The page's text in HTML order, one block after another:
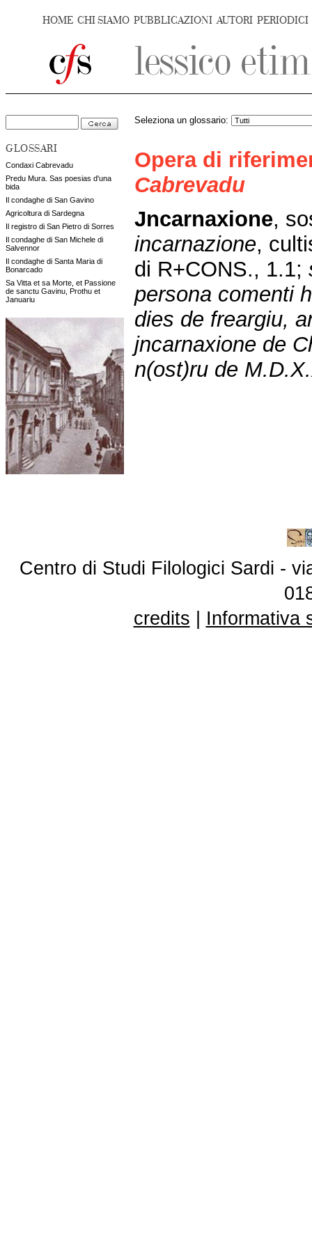
HOME CHI SIAMO PUBBLICAZIONI AUTORI PERIODICI
GLOSSARI
Condaxi Cabrevadu
Predu Mura. Sas poesias d'una
bida
Il condaghe di San Gavino
Agricoltura di Sardegna
Il registro di San Pietro di Sorres
Il condaghe di San Michele di
Salvennor
Il condaghe di Santa Maria di
Bonarcado
Sa Vitta et sa Morte, et Passione
de sanctu Gavinu, Prothu et
Januariu
Seleziona un glossario:
Opera di
Cabrevadu
Jncarnaxione,
incarnazione,
di R+CONS., 1.1;
persona comenti
dies de freargiu,
jncarnaxione de
n(ost)ru de
Centro di Studi Filologici Sardi -
credits
Informativa